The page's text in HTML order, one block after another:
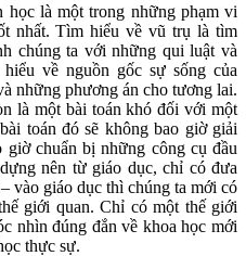
là một trong những phạm vi
nhất. Tìm hiểu về vũ trụ là tìm
chúng ta với những qui luật và
về nguồn gốc sự sống của
những phương án cho tương lai.
là một bài toán khó đối với một
toán đó sẽ không bao giờ giải
chuẩn bị những công cụ đầu
nên từ giáo dục, chỉ có đưa
vào giáo dục thì chúng ta mới có
giới quan. Chỉ có một thế giới
nhìn đúng đắn về khoa học mới
thực sự.